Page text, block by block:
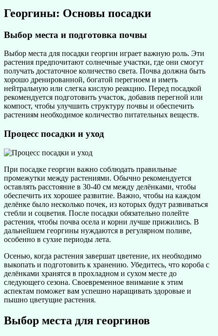
Георгины: Основы посадки
Выбор места и подготовка почвы
Выбор места для посадки георгин играет важную роль. Эти
растения предпочитают солнечные участки, где они смогут
получать достаточное количество света. Почва должна быть
хорошо дренированной, богатой перегноем и иметь
нейтральную или слегка кислую реакцию. Перед посадкой
рекомендуется подготовить участок, добавив перегной или
компост, чтобы улучшить структуру почвы и обеспечить
растениям необходимое количество питательных веществ.
Процесс посадки и уход
При посадке георгин важно соблюдать правильные
промежутки между растениями. Обычно рекомендуется
оставлять расстояние в 30-40 см между делёнками, чтобы
обеспечить их хорошее развитие. Важно, чтобы на каждом
делёнке было несколько почек, из которых будут развиваться
стебли и соцветия. После посадки обязательно полейте
растения, чтобы почва осела и корни лучше прижились. В
дальнейшем георгины нуждаются в регулярном поливе,
особенно в сухие периоды лета.
Осенью, когда растения завершат цветение, их необходимо
выкопать и подготовить к хранению. Убедитесь, что короба с
делёнками хранятся в прохладном и сухом месте до
следующего сезона. Своевременное внимание к этим
аспектам поможет вам успешно наращивать здоровые и
пышно цветущие растения.
Выбор места для георгинов